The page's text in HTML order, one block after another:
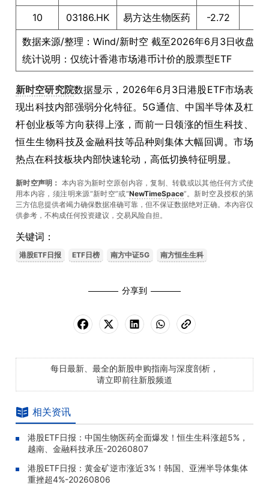
10
03186.HK 易方达生物医药
-2.72
数据来源/整理：Wind/新时空 截至2026年6月3日收盘
统计说明：仅统计香港市场港币计价的股票型ETF
新时空研究院数据显示，2026年6月3日港股ETF市场表
现出科技内部强弱分化特征。5G通信、中国半导体及杠
杆创业板等方向获得上涨，而前一日领涨的恒生科技、
恒生生物科技及金融科技等品种则集体大幅回调。市场
热点在科技板块内部快速轮动，高低切换特征明显。
新时空声明： 本内容为新时空原创内容，复制、转载或以其他任何方式使
用本内容，须注明来源“新时空”或“NewTimeSpace”。新时空及授权的第
三方信息提供者竭力确保数据准确可靠，但不保证数据绝对正确。本內容仅
供参考，不构成任何投资建议，交易风险自担。
关键词：
港股ETF日报 ETF日榜 南方中证5G 南方恒生生科
分享到
每日最新、最全的新股申购指南与深度剖析，
请立即前往新股频道
相关资讯
港股ETF日报：中国生物医药全面爆发！恒生生科涨超5%，
越南、金融科技承压-20260807
港股ETF日报：黄金矿逆市涨近3%！韩国、亚洲半导体集体
重挫超4%-20260806